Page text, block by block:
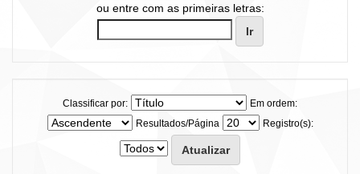
ou entre com as primeiras letras:
Classificar por:
Em ordem:
Resultados/Página
Registro(s):